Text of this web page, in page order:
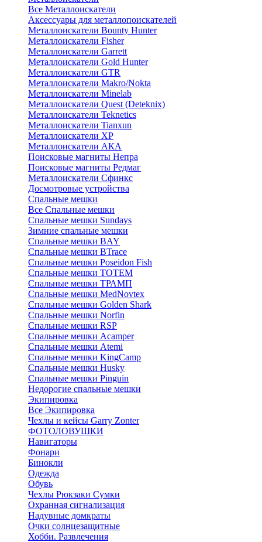
Все Металлоискатели
Аксессуары для металлопоискателей
Металлоискатели Bounty Hunter
Металлоискатели Fisher
Металлоискатели Garrett
Металлоискатели Gold Hunter
Металлоискатели GTR
Металлоискатели Makro/Nokta
Металлоискатели Minelab
Металлоискатели Quest (Deteknix)
Металлоискатели Teknetics
Металлоискатели Tianxun
Металлоискатели XP
Металлоискатели АКА
Поисковые магниты Непра
Поисковые магниты Редмаг
Металлоискатели Сфинкс
Досмотровые устройства
Спальные мешки
Все Спальные мешки
Спальные мешки Sundays
Зимние спальные мешки
Спальные мешки BAY
Спальные мешки BTrace
Спальные мешки Poseidon Fish
Спальные мешки ТОТЕМ
Спальные мешки ТРАМП
Cпальные мешки MedNovtex
Спальные мешки Golden Shark
Спальные мешки Norfin
Спальные мешки RSP
Спальные мешки Acamper
Спальные мешки Atemi
Спальные мешки KingCamp
Спальные мешки Husky
Спальные мешки Pinguin
Недорогие спальные мешки
Экипировка
Все Экипировка
Чехлы и кейсы Garry Zonter
ФОТОЛОВУШКИ
Навигаторы
Фонари
Бинокли
Одежда
Обувь
Чехлы Рюкзаки Сумки
Охранная сигнализация
Надувные домкраты
Очки солнцезащитные
Хобби. Развлечения